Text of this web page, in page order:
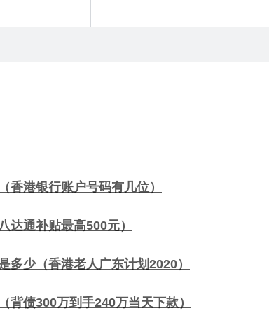
香港银行账户号码有几位）
达通补贴最高500元）
多少（香港老人广东计划2020）
背债300万到手240万当天下款）